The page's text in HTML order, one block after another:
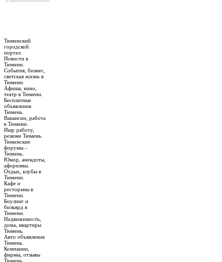
Тюменский
городской
портал.
Новости в
Тюмени.
События, бизнес,
светская жизнь в
Тюмени.
Афиша, кино,
театр в Тюмени.
Бесплатные
объявления
Тюмень.
Вакансии, работа
в Тюмени.
Ищу работу,
резюме Тюмень.
Тюменские
форумы –
Тюмень.
Юмор, анекдоты,
афоризмы.
Отдых, клубы в
Тюмени.
Кафе и
рестораны в
Тюмени.
Боулинг и
бильярд в
Тюмени.
Недвижимость,
дома, квартиры
Тюмень.
Авто объявления
Тюмень.
Компании,
фирмы, отзывы
Тюмень.